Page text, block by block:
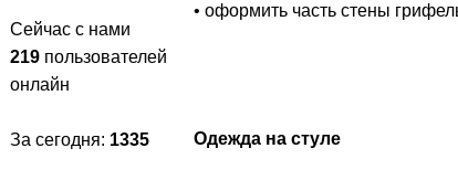
Сейчас с нами
219 пользователей
онлайн
За сегодня: 1335
• оформить часть стены
Одежда на стуле